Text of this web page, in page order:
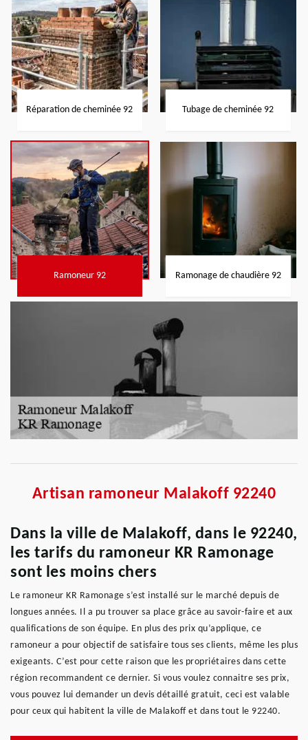
Réparation de cheminée 92 Tubage de cheminée 92
Ramoneur 92 Ramonage de chaudière 92
Artisan ramoneur Malakoff 92240
Dans la ville de Malakoff, dans le 92240,
les tarifs du ramoneur KR Ramonage
sont les moins chers
Le ramoneur KR Ramonage s’est installé sur le marché depuis de
longues années. Il a pu trouver sa place grâce au savoir-faire et aux
qualifications de son équipe. En plus des prix qu’applique, ce
ramoneur a pour objectif de satisfaire tous ses clients, même les plus
exigeants. C’est pour cette raison que les propriétaires dans cette
région recommandent ce dernier. Si vous voulez connaitre ses prix,
vous pouvez lui demander un devis détaillé gratuit, ceci est valable
pour ceux qui habitent la ville de Malakoff et dans tout le 92240.